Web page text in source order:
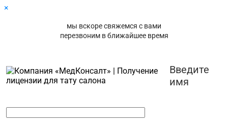
×
мы вскоре свяжемся с вами
перезвоним в ближайшее время
Введите
имя